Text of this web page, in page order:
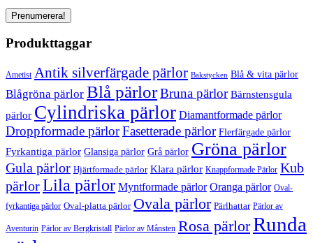
Produkttaggar
Ametist Antik silverfärgade pärlor Bakstycken Blå & vita pärlor
Blågröna pärlor Blå pärlorBruna pärlor Bärnstensgula
pärlor Cylindriska pärlor Diamantformade pärlor
Droppformade pärlorFasetterade pärlor Flerfärgade pärlor
Fyrkantiga pärlor Glansiga pärlor Grå pärlor Gröna pärlor
Gula pärlor Hjärtformade pärlor Klara pärlor Knappformade Pärlor Kub
pärlorLila pärlor Myntformade pärlor Oranga pärlor Oval-
fyrkantiga pärlor Oval-platta pärlor Ovala pärlor Pärlhattar Pärlor av
Aventurin Pärlor av Bergkristall Pärlor av Månsten Rosa pärlorRunda